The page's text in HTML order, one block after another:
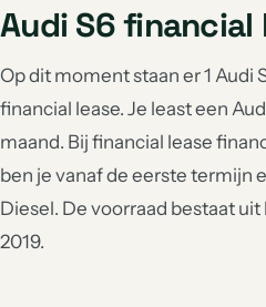
Audi S6 financial
Op dit moment staan er 1 Audi
financial lease. Je least een
maand. Bij financial lease
ben je vanaf de eerste termijn
Diesel. De voorraad bestaat
2019.